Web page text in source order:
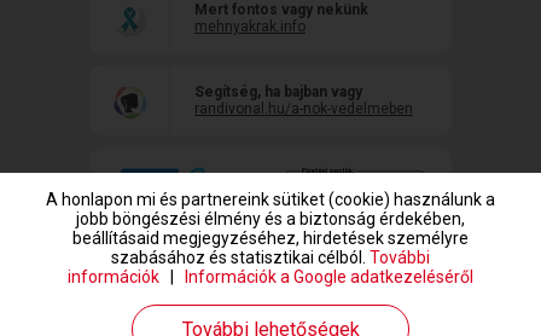
Mert fontos vagy nekünk
mehnyakrak.info
Segítség, ha bajban vagy
randivonal.hu/a-nok-vedelmeben
www.randivonal.hu © Copyright 1999-2026 Dating Central Europe Zrt.
A honlapon mi és partnereink sütiket (cookie) használunk a
jobb böngészési élmény és a biztonság érdekében,
beállításaid megjegyzéséhez, hirdetések személyre
szabásához és statisztikai célból. További
információk
Információk a Google adatkezeléséről
További lehetőségek